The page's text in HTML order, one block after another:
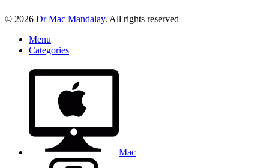
© 2026 Dr Mac Mandalay. All rights reserved
Menu
Categories
Mac